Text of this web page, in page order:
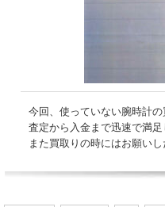
今回、使っていない腕時計の
査定から入金まで迅速で満足
また買取りの時にはお願いし